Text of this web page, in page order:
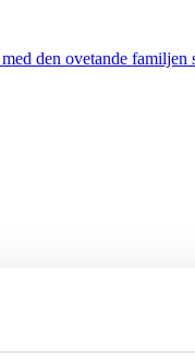
den ovetande